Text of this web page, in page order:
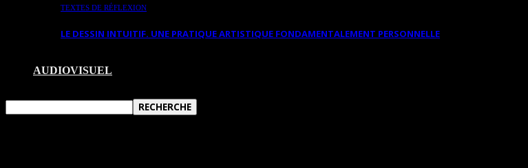
TEXTES DE RÉFLEXION
LE DESSIN INTUITIF. UNE PRATIQUE ARTISTIQUE FONDAMENTALEMENT PERSONNELLE
AUDIOVISUEL